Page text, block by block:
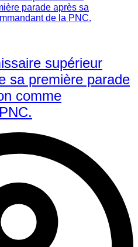
supérieur
sa première parade
comme